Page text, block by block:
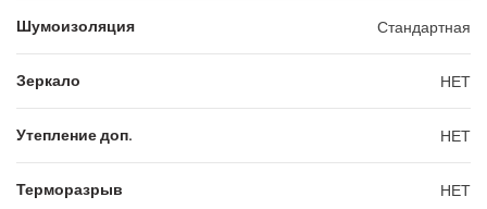
Шумоизоляция Стандартная
Зеркало НЕТ
Утепление доп. НЕТ
Терморазрыв НЕТ